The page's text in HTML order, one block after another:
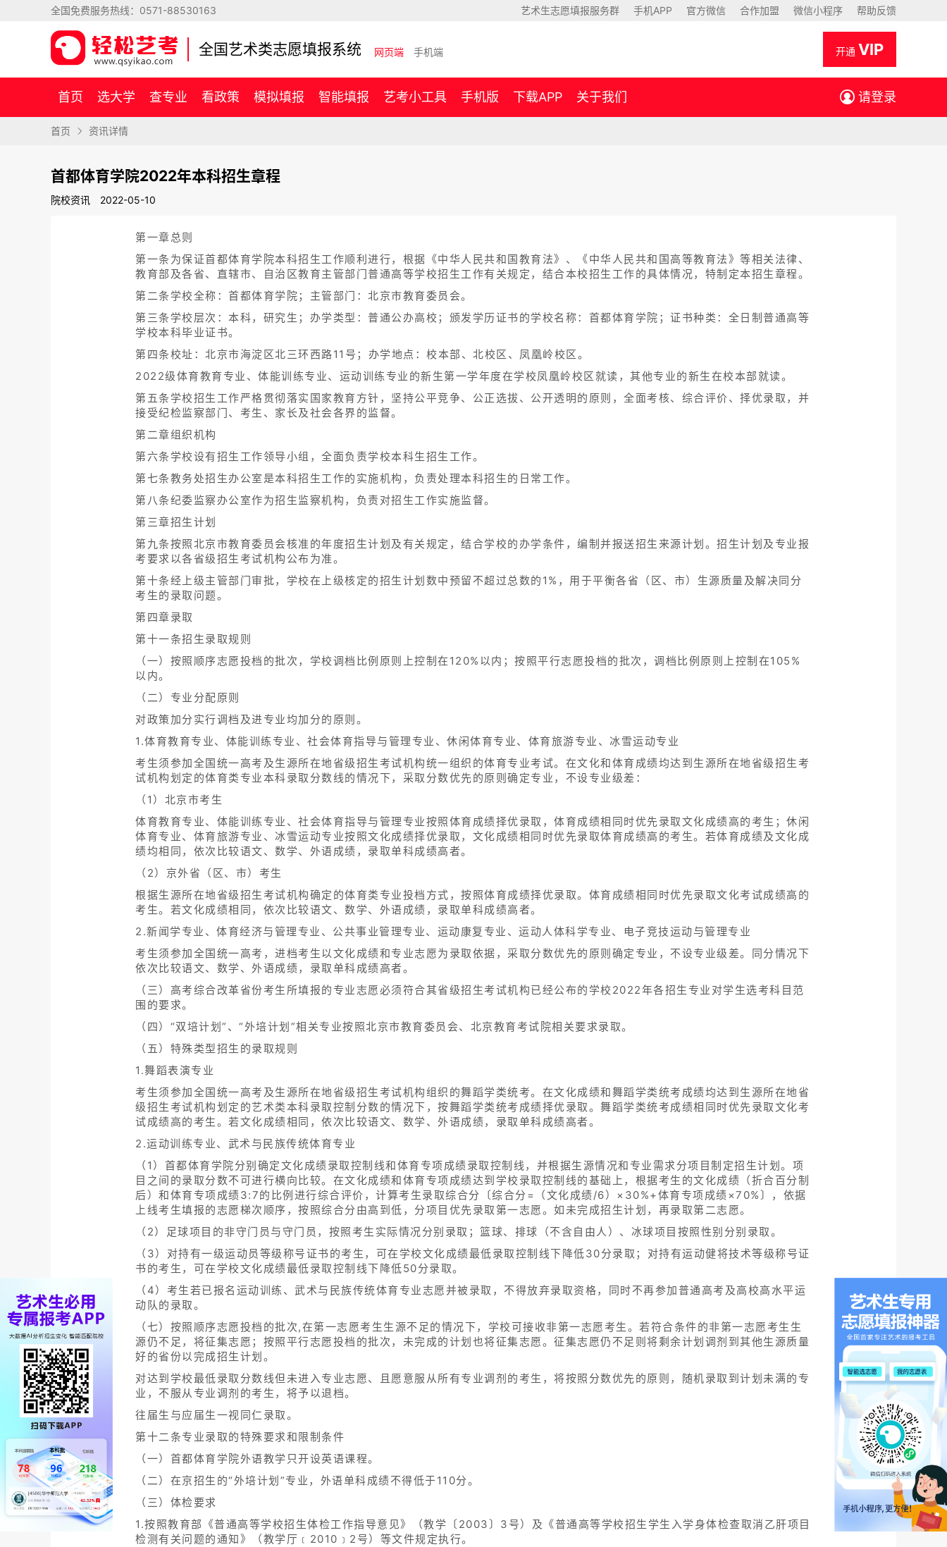
全国免费服务热线： 0571-88530163 艺术生志愿填报服务群 手机APP 官方微信 合作加盟 微信小程序 帮助反馈
全国艺术类志愿填报系统 网页端 手机端 开通 VIP
首页 选大学 查专业 看政策 模拟填报 智能填报 艺考小工具 手机版 下载APP 关于我们 请登录
首页 资讯详情
首都体育学院2022年本科招生章程
院校资讯 2022-05-10
第一章总则
第一条为保证首都体育学院本科招生工作顺利进行，根据《中华人民共和国教育法》、《中华人民共和国高等教育法》等相关法律、
教育部及各省、直辖市、自治区教育主管部门普通高等学校招生工作有关规定，结合本校招生工作的具体情况，特制定本招生章程。
第二条学校全称：首都体育学院；主管部门：北京市教育委员会。
第三条学校层次：本科，研究生；办学类型：普通公办高校；颁发学历证书的学校名称：首都体育学院；证书种类：全日制普通高等
学校本科毕业证书。
第四条校址：北京市海淀区北三环西路11号；办学地点：校本部、北校区、凤凰岭校区。
2022级体育教育专业、体能训练专业、运动训练专业的新生第一学年度在学校凤凰岭校区就读，其他专业的新生在校本部就读。
第五条学校招生工作严格贯彻落实国家教育方针，坚持公平竞争、公正选拔、公开透明的原则，全面考核、综合评价、择优录取，并
接受纪检监察部门、考生、家长及社会各界的监督。
第二章组织机构
第六条学校设有招生工作领导小组，全面负责学校本科生招生工作。
第七条教务处招生办公室是本科招生工作的实施机构，负责处理本科招生的日常工作。
第八条纪委监察办公室作为招生监察机构，负责对招生工作实施监督。
第三章招生计划
第九条按照北京市教育委员会核准的年度招生计划及有关规定，结合学校的办学条件，编制并报送招生来源计划。招生计划及专业报
考要求以各省级招生考试机构公布为准。
第十条经上级主管部门审批，学校在上级核定的招生计划数中预留不超过总数的1%，用于平衡各省（区、市）生源质量及解决同分
考生的录取问题。
第四章录取
第十一条招生录取规则
（一）按照顺序志愿投档的批次，学校调档比例原则上控制在120%以内；按照平行志愿投档的批次，调档比例原则上控制在105%
以内。
（二）专业分配原则
对政策加分实行调档及进专业均加分的原则。
1.体育教育专业、体能训练专业、社会体育指导与管理专业、休闲体育专业、体育旅游专业、冰雪运动专业
考生须参加全国统一高考及生源所在地省级招生考试机构统一组织的体育专业考试。在文化和体育成绩均达到生源所在地省级招生考
试机构划定的体育类专业本科录取分数线的情况下，采取分数优先的原则确定专业，不设专业级差：
（1）北京市考生
体育教育专业、体能训练专业、社会体育指导与管理专业按照体育成绩择优录取，体育成绩相同时优先录取文化成绩高的考生；休闲
体育专业、体育旅游专业、冰雪运动专业按照文化成绩择优录取，文化成绩相同时优先录取体育成绩高的考生。若体育成绩及文化成
绩均相同，依次比较语文、数学、外语成绩，录取单科成绩高者。
（2）京外省（区、市）考生
根据生源所在地省级招生考试机构确定的体育类专业投档方式，按照体育成绩择优录取。体育成绩相同时优先录取文化考试成绩高的
考生。若文化成绩相同，依次比较语文、数学、外语成绩，录取单科成绩高者。
2.新闻学专业、体育经济与管理专业、公共事业管理专业、运动康复专业、运动人体科学专业、电子竞技运动与管理专业
考生须参加全国统一高考，进档考生以文化成绩和专业志愿为录取依据，采取分数优先的原则确定专业，不设专业级差。同分情况下
依次比较语文、数学、外语成绩，录取单科成绩高者。
（三）高考综合改革省份考生所填报的专业志愿必须符合其省级招生考试机构已经公布的学校2022年各招生专业对学生选考科目范
围的要求。
（四）“双培计划”、“外培计划”相关专业按照北京市教育委员会、北京教育考试院相关要求录取。
（五）特殊类型招生的录取规则
1.舞蹈表演专业
考生须参加全国统一高考及生源所在地省级招生考试机构组织的舞蹈学类统考。在文化成绩和舞蹈学类统考成绩均达到生源所在地省
级招生考试机构划定的艺术类本科录取控制分数的情况下，按舞蹈学类统考成绩择优录取。舞蹈学类统考成绩相同时优先录取文化考
试成绩高的考生。若文化成绩相同，依次比较语文、数学、外语成绩，录取单科成绩高者。
2.运动训练专业、武术与民族传统体育专业
（1）首都体育学院分别确定文化成绩录取控制线和体育专项成绩录取控制线，并根据生源情况和专业需求分项目制定招生计划。项
目之间的录取分数不可进行横向比较。在文化成绩和体育专项成绩达到学校录取控制线的基础上，根据考生的文化成绩（折合百分制
后）和体育专项成绩3:7的比例进行综合评价，计算考生录取综合分〔综合分=（文化成绩/6）×30%+体育专项成绩×70%〕，依据
上线考生填报的志愿梯次顺序，按照综合分由高到低，分项目优先录取第一志愿。如未完成招生计划，再录取第二志愿。
（2）足球项目的非守门员与守门员，按照考生实际情况分别录取；篮球、排球（不含自由人）、冰球项目按照性别分别录取。
（3）对持有一级运动员等级称号证书的考生，可在学校文化成绩最低录取控制线下降低30分录取；对持有运动健将技术等级称号证
书的考生，可在学校文化成绩最低录取控制线下降低50分录取。
（4）考生若已报名运动训练、武术与民族传统体育专业志愿并被录取，不得放弃录取资格，同时不再参加普通高考及高校高水平运
动队的录取。
（七）按照顺序志愿投档的批次,在第一志愿考生生源不足的情况下，学校可接收非第一志愿考生。若符合条件的非第一志愿考生生
源仍不足，将征集志愿；按照平行志愿投档的批次，未完成的计划也将征集志愿。征集志愿仍不足则将剩余计划调剂到其他生源质量
好的省份以完成招生计划。
对达到学校最低录取分数线但未进入专业志愿、且愿意服从所有专业调剂的考生，将按照分数优先的原则，随机录取到计划未满的专
业，不服从专业调剂的考生，将予以退档。
往届生与应届生一视同仁录取。
第十二条专业录取的特殊要求和限制条件
（一）首都体育学院外语教学只开设英语课程。
（二）在京招生的“外培计划”专业，外语单科成绩不得低于110分。
（三）体检要求
1.按照教育部《普通高等学校招生体检工作指导意见》（教学〔2003〕3号）及《普通高等学校招生学生入学身体检查取消乙肝项目
检测有关问题的通知》（教学厅﹝2010﹞2号）等文件规定执行。